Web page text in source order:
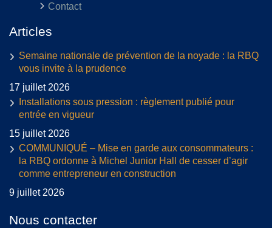
Contact
Articles
Semaine nationale de prévention de la noyade : la RBQ
vous invite à la prudence
17 juillet 2026
Installations sous pression : règlement publié pour
entrée en vigueur
15 juillet 2026
COMMUNIQUÉ – Mise en garde aux consommateurs :
la RBQ ordonne à Michel Junior Hall de cesser d’agir
comme entrepreneur en construction
9 juillet 2026
Nous contacter